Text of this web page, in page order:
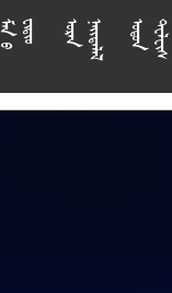
  









  







